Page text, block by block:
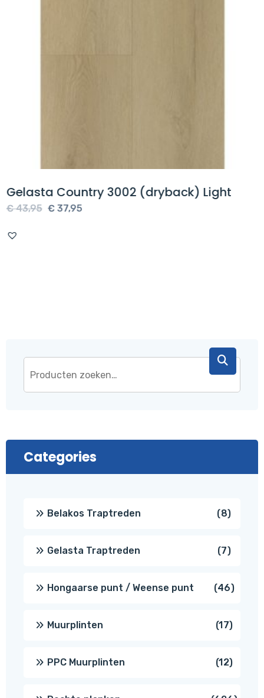
Gelasta Country 3002 (dryback) Light
€43,95 Oorspronkelijke
€37,95Huidige
Categories
Belakos Traptreden 88
Gelasta Traptreden 77
Hongaarse punt / Weense punt 4646
Muurplinten 1717
PPC Muurplinten 1212